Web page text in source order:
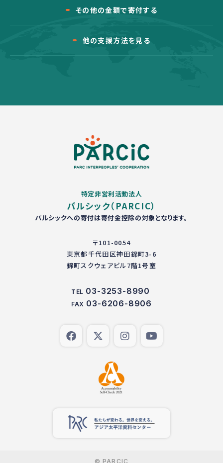
その他の金額で寄付する
他の支援方法を見る
特定非営利活動法人
パルシック（PARCIC）
パルシックへの寄付は寄付金控除の対象となります。
〒101-0054
東京都千代田区神田錦町3-6
錦町スクウェアビル7階1号室
TEL 03-3253-8990
FAX 03-6206-8906
© PARCIC